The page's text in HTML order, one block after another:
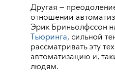
Другая —
отношении
Эрик Бриньолфссон
Тьюринга, сильной
рассматривать эту
автоматизацию и,
людям.